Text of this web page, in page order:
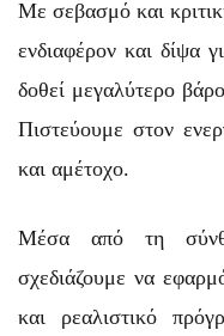
Με σεβασμό και
ενδιαφέρον και δίψα
δοθεί μεγαλύτερο
Πιστεύουμε στον
και αμέτοχο.
Μέσα από τη
σχεδιάζουμε να
και ρεαλιστικό